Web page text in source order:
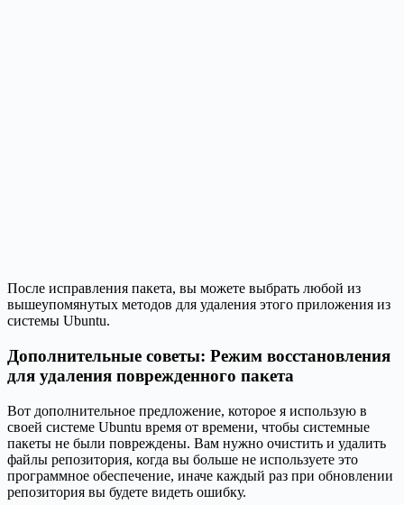
После исправления пакета, вы можете выбрать любой из
вышеупомянутых методов для удаления этого приложения из
системы Ubuntu.
Дополнительные советы: Режим восстановления
для удаления поврежденного пакета
Вот дополнительное предложение, которое я использую в
своей системе Ubuntu время от времени, чтобы системные
пакеты не были повреждены. Вам нужно очистить и удалить
файлы репозитория, когда вы больше не используете это
программное обеспечение, иначе каждый раз при обновлении
репозитория вы будете видеть ошибку.